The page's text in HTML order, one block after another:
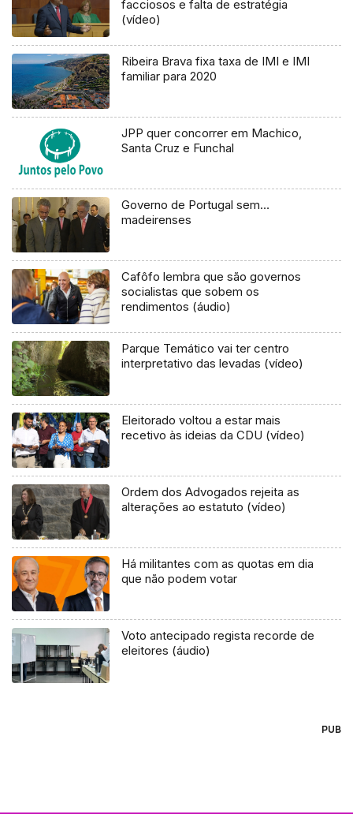
facciosos e falta de estratégia
(vídeo)
Ribeira Brava fixa taxa de IMI e IMI
familiar para 2020
JPP quer concorrer em Machico,
Santa Cruz e Funchal
Governo de Portugal sem…
madeirenses
Cafôfo lembra que são governos
socialistas que sobem os
rendimentos (áudio)
Parque Temático vai ter centro
interpretativo das levadas (vídeo)
Eleitorado voltou a estar mais
recetivo às ideias da CDU (vídeo)
Ordem dos Advogados rejeita as
alterações ao estatuto (vídeo)
Há militantes com as quotas em dia
que não podem votar
Voto antecipado regista recorde de
eleitores (áudio)
PUB